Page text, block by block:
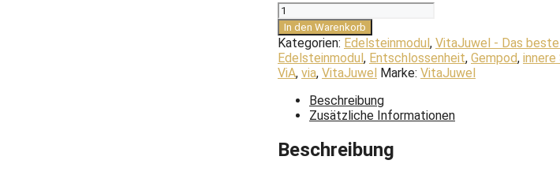
Edelsteinmodul
|
COURAGE
Menge
In den Warenkorb
Kategorien: Edelsteinmodul, VitaJuwel - Das
Edelsteinmodul, Entschlossenheit, Gempod,
ViA, via, VitaJuwel Marke: VitaJuwel
Beschreibung
Zusätzliche Informationen
Beschreibung